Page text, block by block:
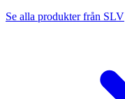
Se alla produkter från SLV